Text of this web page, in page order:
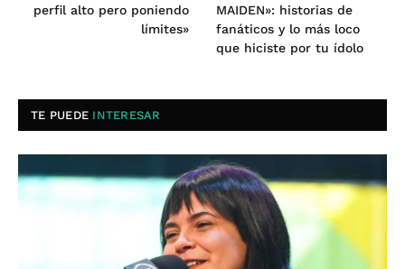
perfil alto pero poniendo
límites»
MAIDEN»: historias de
fanáticos y lo más loco
que hiciste por tu ídolo
TE PUEDE INTERESAR